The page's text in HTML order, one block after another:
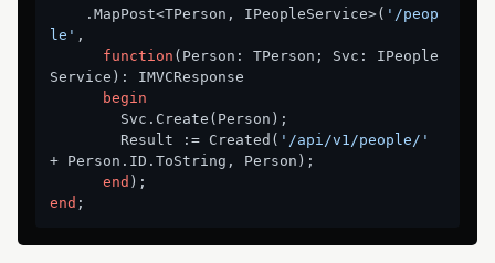
    .MapPost<TPerson, IPeopleService>(
'/peop
le' ,
function (Person: TPerson; Svc: IPeople
Service) :
IMVCResponse
begin
        Result := Created(
'/api/v1/people/'
+ Person.ID.ToString, Person);
end
end